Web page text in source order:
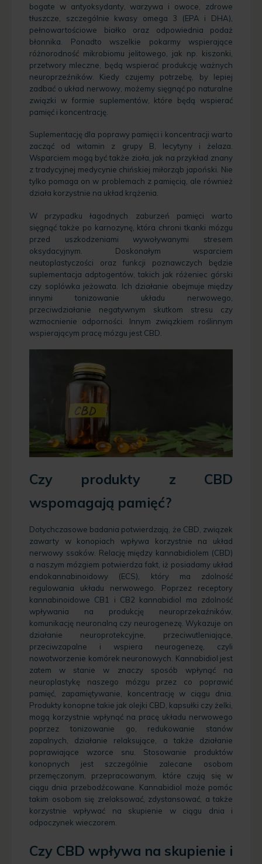
bogate w antyoksydanty, warzywa i owoce, zdrowe
tłuszcze, szczególnie kwasy omega 3 (EPA i DHA),
pełnowartościowe białko oraz odpowiednia podaż
błonnika. Ponadto wszelkie pokarmy wspierające
różnorodność mikrobiomu jelitowego, jak np. kiszonki,
przetwory mleczne, będą wspierać produkcję ważnych
neuroprzeźników. Kiedy czujemy potrzebę, by lepiej
zadbać o układ nerwowy, możemy sięgnąć po naturalne
związki w formie suplementów, które będą wspierać
pamięć i koncentrację.
Suplementację dla poprawy pamięci i koncentracji warto
zacząć odwitamin z grupy B , lecytyny i żelaza.
Wsparciem mogą być także zioła, jak na przykład znany
z tradycyjnej medycynie chińskiej miłorząb japoński. Nie
tylko pomaga on w problemach z pamięcią, ale również
działa korzystnie na układ krążenia.
W przypadku łagodnych zaburzeń pamięci warto
sięgnąć także po karnozynę, która chroni tkanki mózgu
przed uszkodzeniami wywoływanymi stresem
oksydacyjnym. Doskonałym wsparciem
neutoplastyczości oraz funkcji poznawczych będzie
suplementacja adptogentów, takich jak różeniec górski
czy soplówka jeżowata . Ich działanie obejmuje między
innymi tonizowanie układu nerwowego,
przeciwdziałanie negatywnym skutkom stresu czy
wzmocnienie odporności. Innym związkiem roślinnym
wspierającym pracę mózgu jest CBD.
Czy produkty z CBD
wspomagają pamięć?
Dotychczasowe badania potwierdzają, że CBD, związek
zawarty w konopiach wpływa korzystnie na układ
nerwowy ssaków. Relację między kannabidiolem (CBD)
a naszym mózgiem potwierdza fakt, iż posiadamy układ
endokannabinoidowy (ECS), który ma zdolność
regulowania układu nerwowego. Poprzez receptory
kannabinoidowe CB1 i CB2 kannabidiol ma zdolność
wpływania na produkcję neuroprzekaźników,
komunikację neuronalną czy neurogenezę. Wykazuje on
działanie neuroprotekcyjne, przeciwutleniające,
przeciwzapalne i wspiera neurogenezę, czyli
nowotworzenie komórek neuronowych. Kannabidiol jest
zatem w stanie w znaczy sposób wpłynąć na
neuroplastykę naszego mózgu przez co poprawić
pamięć, zapamiętywanie, koncentrację w ciągu dnia.
Produkty konopne takie jak olejki CBD, kapsułki czy żelki,
mogą korzystnie wpłynąć na pracę układu nerwowego
poprzez tonizowanie go, redukowanie stanów
zapalnych, działanie relaksujące, a także działanie
poprawiające wzorce snu. Stosowanie produktów
konopnych jest szczególnie zalecane osobom
przemęczonym, przepracowanym, które czują się w
ciągu dnia przebodźcowane. Kannabidiol może pomóc
takim osobom się zrelaksować, zdystansować, a także
korzystnie wpływać na skupienie w ciągu dnia i
odpoczynek wieczorem.
Czy CBD wpływa na skupienie i